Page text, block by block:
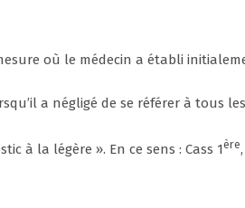
où le médecin a établi
a négligé de se référer à tous
à la légère ». En ce sens : Cass 1ère